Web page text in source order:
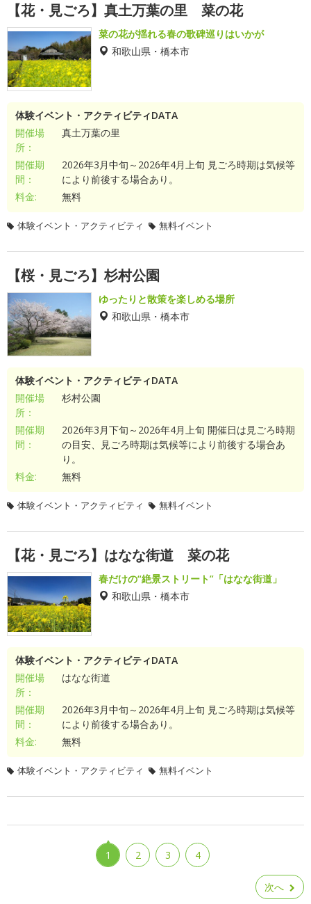
【花・見ごろ】真土万葉の里 菜の花
菜の花が揺れる春の歌碑巡りはいかが
和歌山県・橋本市
体験イベント・アクティビティDATA
開催場
所：
真土万葉の里
開催期
間：
2026年3月中旬～2026年4月上旬 見ごろ時期は気候等
により前後する場合あり。
料金:
無料
体験イベント・アクティビティ 無料イベント
【桜・見ごろ】杉村公園
ゆったりと散策を楽しめる場所
和歌山県・橋本市
体験イベント・アクティビティDATA
開催場
所：
杉村公園
開催期
間：
2026年3月下旬～2026年4月上旬 開催日は見ごろ時期
の目安、見ごろ時期は気候等により前後する場合あ
り。
料金:
無料
体験イベント・アクティビティ 無料イベント
【花・見ごろ】はなな街道 菜の花
春だけの“絶景ストリート”「はなな街道」
和歌山県・橋本市
体験イベント・アクティビティDATA
開催場
所：
はなな街道
開催期
間：
2026年3月中旬～2026年4月上旬 見ごろ時期は気候等
により前後する場合あり。
料金:
無料
体験イベント・アクティビティ 無料イベント
1 2 3 4
次へ